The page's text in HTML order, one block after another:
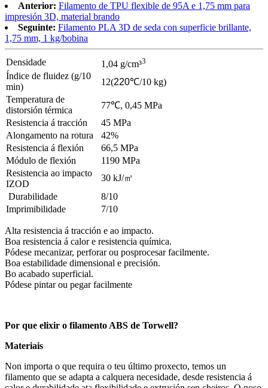
Anterior: Filamento de TPU flexible de 95A e 1,75 mm para
impresión 3D, material brando
Seguinte: Filamento PLA 3D de seda con superficie brillante,
1,75 mm, 1 kg/bobina
Densidade 1,04 g/cm³3
Índice de fluidez (g/10
min)
12(220℃/10 kg)
Temperatura de
distorsión térmica
77℃, 0,45 MPa
Resistencia á tracción
45 MPa
Alongamento na rotura
42%
Resistencia á flexión
66,5 MPa
Módulo de flexión
1190 MPa
Resistencia ao impacto
IZOD
30 kJ/㎡
Durabilidade
8/10
Imprimibilidade
7/10
Alta resistencia á tracción e ao impacto.
Boa resistencia á calor e resistencia química.
Pódese mecanizar, perforar ou posprocesar facilmente.
Boa estabilidade dimensional e precisión.
Bo acabado superficial.
Pódese pintar ou pegar facilmente
Por que elixir o filamento ABS de Torwell?
Materiais
Non importa o que requira o teu último proxecto, temos un
filamento que se adapta a calquera necesidade, desde resistencia á